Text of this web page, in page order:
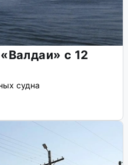
с 12
судна